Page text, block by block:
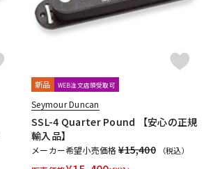
新品 WEB注文店頭受取可
Seymour Duncan
SSL-4 Quarter Pound 【安心の正規
輸入品】
メーカー希望小売価格¥15,400 （税込）